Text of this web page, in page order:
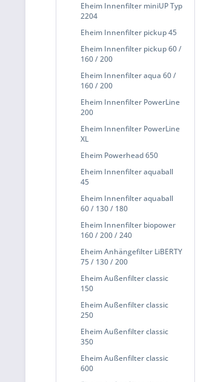
Eheim Innenfilter miniUP Typ
2204
Eheim Innenfilter pickup 45
Eheim Innenfilter pickup 60 /
160 / 200
Eheim Innenfilter aqua 60 /
160 / 200
Eheim Innenfilter PowerLine
200
Eheim Innenfilter PowerLine
XL
Eheim Powerhead 650
Eheim Innenfilter aquaball
45
Eheim Innenfilter aquaball
60 / 130 / 180
Eheim Innenfilter biopower
160 / 200 / 240
Eheim Anhängefilter LiBERTY
75 / 130 / 200
Eheim Außenfilter classic
150
Eheim Außenfilter classic
250
Eheim Außenfilter classic
350
Eheim Außenfilter classic
600